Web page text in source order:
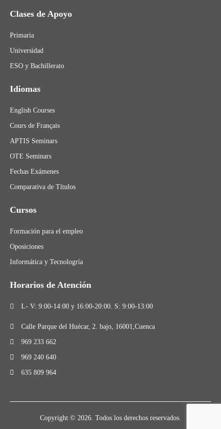
Clases de Apoyo
Primaria
Universidad
ESO y Bachillerato
Idiomas
English Courses
Cours de Français
APTIS Seminars
OTE Seminars
Fechas Exámenes
Comparativa de Títulos
Cursos
Formación para el empleo
Oposiciones
Informática y Tecnologría
Horarios de Atención
L- V: 9:00-14:00 y 16:00-20:00. S: 9:00-13:00
Calle Parque del Huécar, 2. bajo, 16001,Cuenca
969 233 662
969 240 640
635 809 964
Copyright © 2026. Todos los derechos reservados.